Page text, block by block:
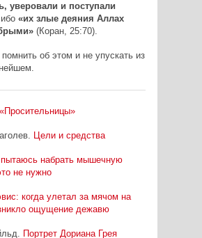
уверовали и поступали
«их злые деяния Аллах
(Коран, 25:70).
об этом и не упускать из
«Просительницы»
Цели и средства
пытаюсь набрать мышечную
не нужно
когда улетал за мячом на
ощущение дежавю
Портрет Дориана Грея